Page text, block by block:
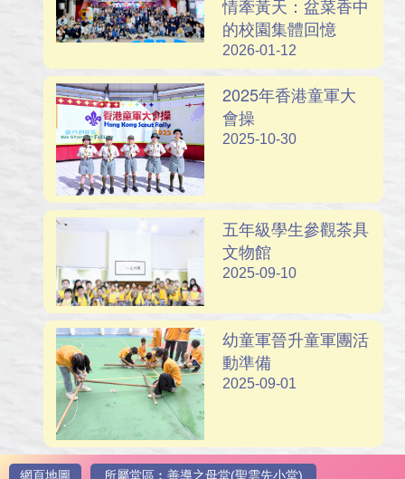
情牽黃天：盆菜香中
的校園集體回憶
2026-01-12
2025年香港童軍大
會操
2025-10-30
五年級學生參觀茶具
文物館
2025-09-10
幼童軍晉升童軍團活
動準備
2025-09-01
網頁地圖 所屬堂區︰善導之母堂(聖雲先小堂)